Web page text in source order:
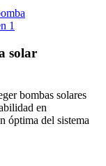
solar
bombas solares
en
óptima del sistema